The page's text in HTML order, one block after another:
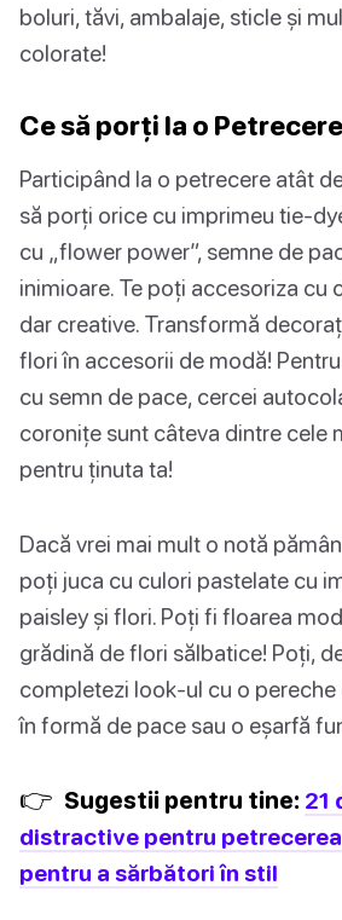
boluri, tăvi, ambalaje, sticle și
colorate!
Ce să porți la o
Participând la o petrecere atât
să porți orice cu imprimeu tie-
cu „flower power”, semne de
inimioare. Te poți accesoriza cu
dar creative. Transformă
flori în accesorii de modă!
cu semn de pace, cercei
coronițe sunt câteva dintre cele
pentru ținuta ta!
Dacă vrei mai mult o notă
poți juca cu culori pastelate cu
paisley și flori. Poți fi floarea
grădină de flori sălbatice! Poți,
completezi look-ul cu o pereche
în formă de pace sau o eșarfă
👉 Sugestii pentru tine: 21
distractive pentru
pentru a sărbători în stil